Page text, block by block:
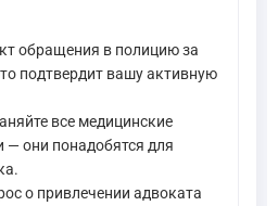
обращения в полицию за
подтвердит вашу активную
все медицинские
— они понадобятся для
о привлечении адвоката